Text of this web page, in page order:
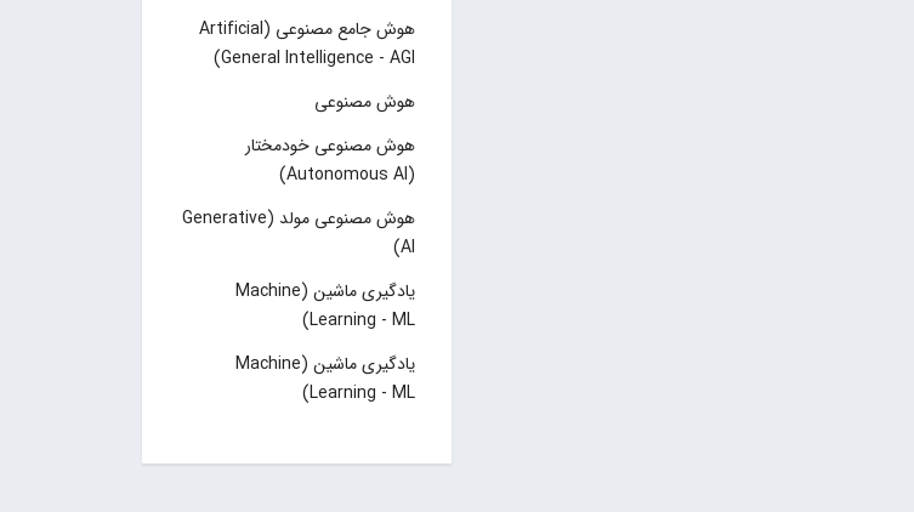
هوش جامع مصنوعی (Artificial
General Intelligence - AGI)
هوش مصنوعی
هوش مصنوعی خودمختار
(Autonomous AI)
هوش مصنوعی مولد (Generative
AI)
یادگیری ماشین (Machine
Learning - ML)
یادگیری ماشین (Machine
Learning - ML)